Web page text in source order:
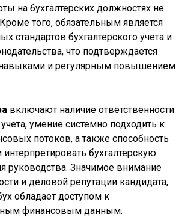
на бухгалтерских должностях не
того, обязательным является
стандартов бухгалтерского учета и
что подтверждается
и регулярным повышением
включают наличие ответственности
умение системно подходить к
потоков, а также способность
интерпретировать бухгалтерскую
руководства. Значимое внимание
и деловой репутации кандидата,
обладает доступом к
финансовым данным.